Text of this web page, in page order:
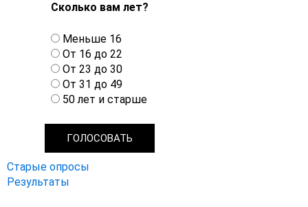
Сколько вам лет?
В
а
р
и
а
Меньше 16
От 16 до 22
От 23 до 30
От 31 до 49
50 лет и старше
Старые опросы
Результаты